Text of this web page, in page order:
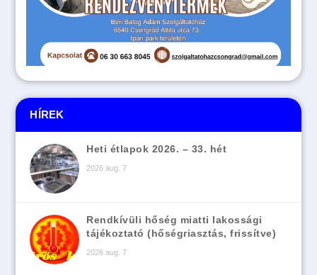
HÍREK
Heti étlapok 2026. – 33. hét
2026 aug. 7
Rendkívüli hőség miatti lakossági
tájékoztató (hőségriasztás, frissítve)
2026 aug. 7